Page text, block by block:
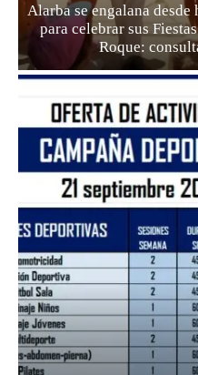
Alarba se engalana
para celebrar sus
Roque: